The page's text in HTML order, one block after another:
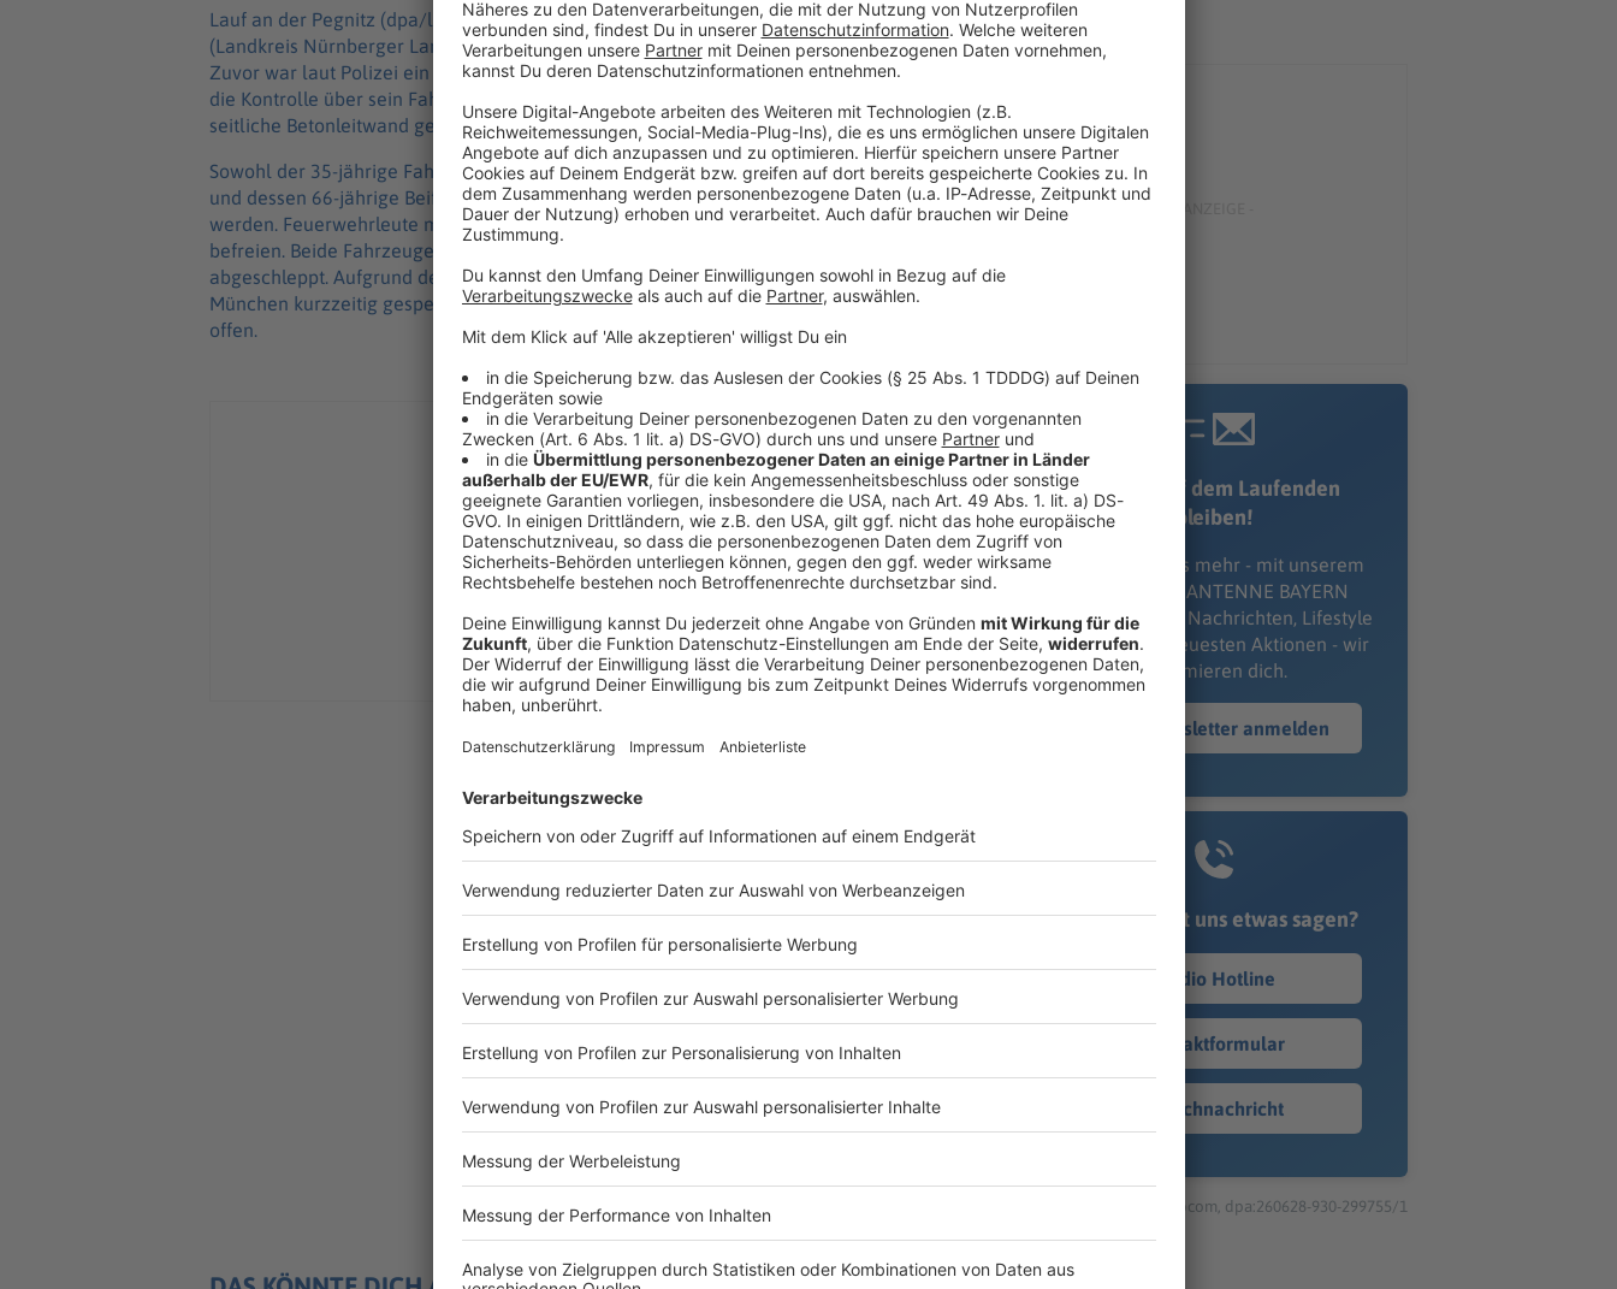
Lauf an der Pegnitz (dpa/lby) -Bei einem Unfall auf der Autobahn 9 bei Lauf an der Pegnitz
(Landkreis Nürnberger Land) ist ein Wohnmobil umgekippt. Drei Menschen wurden verletzt.
Zuvor war laut Polizei ein Auto auf das Wohnmobil aufgefahren, woraufhin dessen Fahrer
die Kontrolle über sein Fahrzeug verlor. Das Wohnmobil sei anschließend gegen eine
seitliche Betonleitwand gefahren und umgekippt.
Sowohl der 35-jährige Fahrer des Autos als auch der 69 Jahre alte Fahrer des Wohnmobils
und dessen 66-jährige Beifahrerin mussten nach dem Unfall ins Krankenhaus gebracht
werden. Feuerwehrleute mussten die Beifahrerin zuvor aus dem umgekippten Wohnmobil
befreien. Beide Fahrzeuge waren nach dem Unfall nicht mehr fahrbereit und wurden
abgeschleppt. Aufgrund des Unfalls war die A9 war am frühen Nachmittag in Fahrtrichtung
München kurzzeitig gesperrt. Weshalb der Autofahrer auf das Wohnmobil auffuhr, blieb
offen.
Immer auf dem Laufenden
bleiben!
Verpass' nichts mehr - mit unserem
kostenlosen ANTENNE BAYERN
Newsletter. Ob Nachrichten, Lifestyle
oder unsere neuesten Aktionen - wir
informieren dich.
Zum Newsletter anmelden
Du möchtest uns etwas sagen?
Studio Hotline
Kontaktformular
Sprachnachricht
© dpa-infocom, dpa:260628-930-299755/1